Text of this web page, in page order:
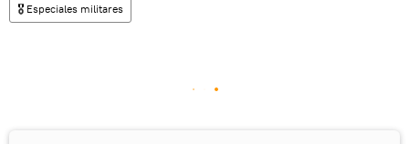
🎖️ Especiales militares